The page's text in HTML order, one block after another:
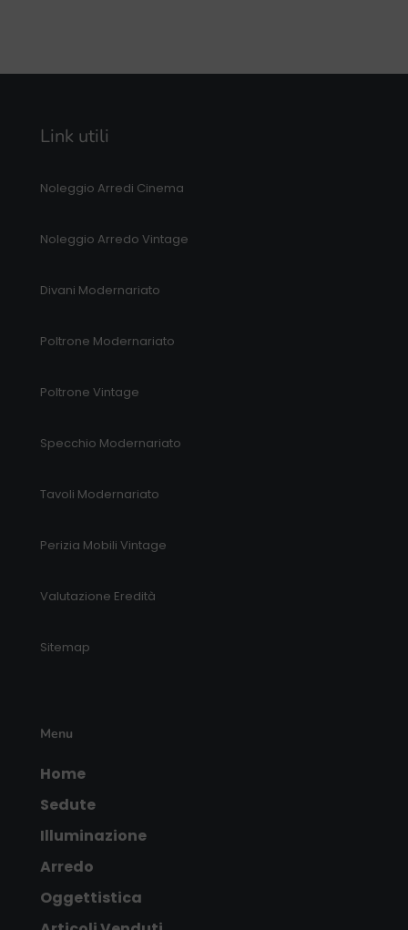
Link utili
Noleggio Arredi Cinema
Noleggio Arredo Vintage
Divani Modernariato
Poltrone Modernariato
Poltrone Vintage
Specchio Modernariato
Tavoli Modernariato
Perizia Mobili Vintage
Valutazione Eredità
Sitemap
Menu
Home
Sedute
Illuminazione
Arredo
Oggettistica